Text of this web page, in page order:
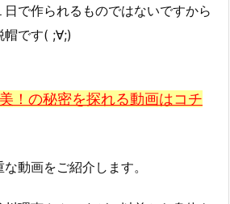
で作られるものではないですから
帽です( ;∀;)
！の秘密を探れる動画はコチ
動画をご紹介します。